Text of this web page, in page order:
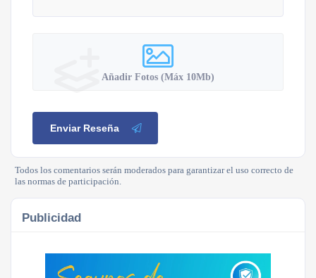
Añadir Fotos (Máx 10Mb)
Enviar Reseña
Todos los comentarios serán moderados para garantizar el uso correcto de
las normas de participación.
Publicidad